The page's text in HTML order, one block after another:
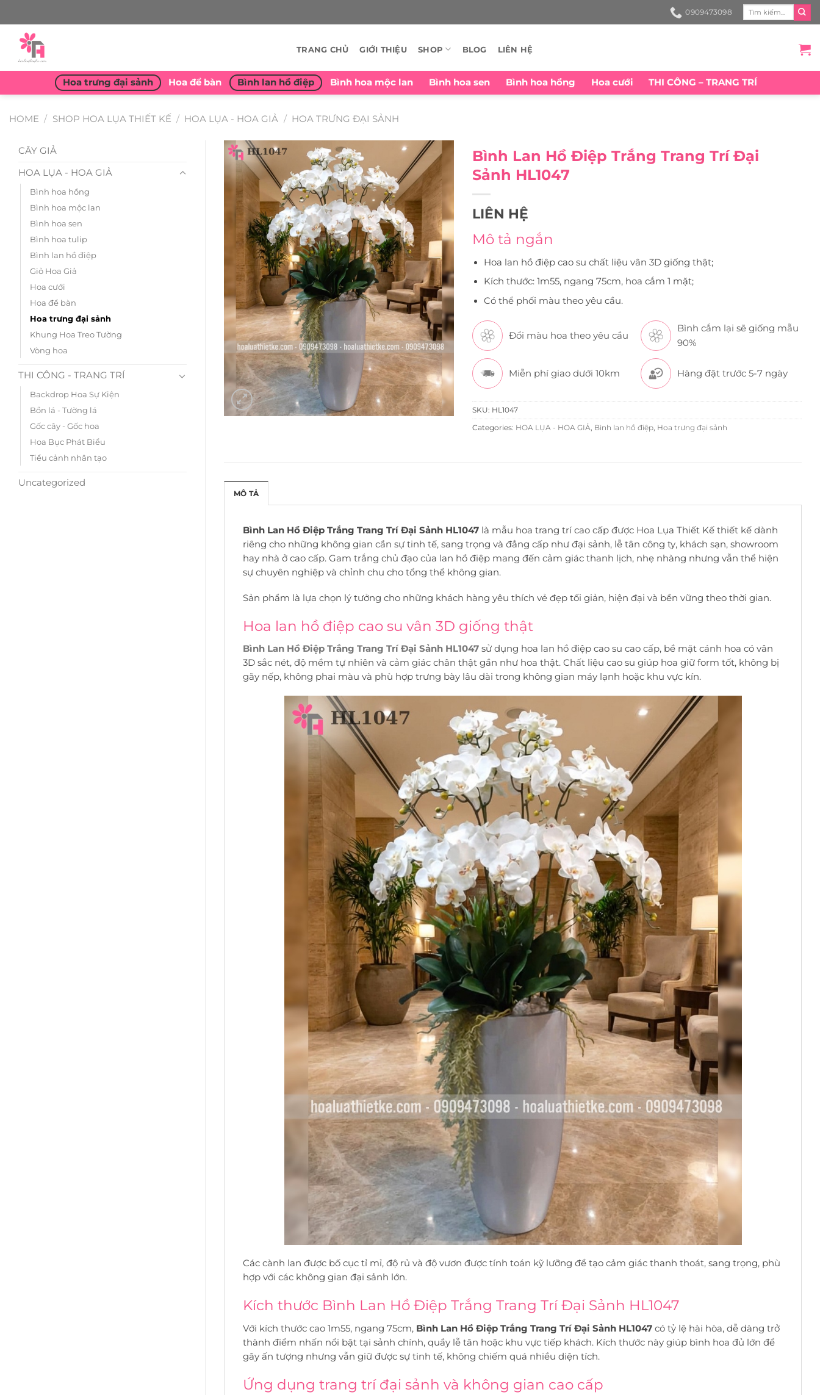
content
0909473098
for:
TRANG CHỦ GIỚI THIỆU SHOP BLOG LIÊN HỆ
Hoa trưng đại sảnh Hoa để bàn Bình lan hồ điệp Bình hoa mộc lan Bình hoa sen Bình hoa hồng Hoa cưới THI CÔNG – TRANG TRÍ
HOME / SHOP HOA LỤA THIẾT KẾ / HOA LỤA - HOA GIẢ / HOA TRƯNG ĐẠI SẢNH
CÂY GIẢ
HOA LỤA - HOA GIẢ
Bình hoa hồng
Bình hoa mộc lan
Bình hoa sen
Bình hoa tulip
Bình lan hồ điệp
Giỏ Hoa Giả
Hoa cưới
Hoa để bàn
Hoa trưng đại sảnh
Khung Hoa Treo Tường
Vòng hoa
THI CÔNG - TRANG TRÍ
Backdrop Hoa Sự Kiện
Bồn lá - Tường lá
Gốc cây - Gốc hoa
Hoa Bục Phát Biểu
Tiểu cảnh nhân tạo
Uncategorized
Bình Lan Hồ Điệp Trắng Trang Trí Đại
Sảnh HL1047
LIÊN HỆ
Mô tả ngắn
Hoa lan hồ điệp cao su chất liệu vân 3D giống thật;
Kích thước: 1m55, ngang 75cm, hoa cắm 1 mặt;
Có thể phối màu theo yêu cầu.
Đổi màu hoa theo yêu cầu
Bình cắm lại sẽ giống mẫu
90%
Miễn phí giao dưới 10km Hàng đặt trước 5-7 ngày
SKU: HL1047
Categories: HOA LỤA - HOA GIẢ, Bình lan hồ điệp, Hoa trưng đại sảnh
MÔ TẢ
Bình Lan Hồ Điệp Trắng Trang Trí Đại Sảnh HL1047 là mẫu hoa trang trí cao cấp được Hoa Lụa Thiết Kế thiết kế dành
riêng cho những không gian cần sự tinh tế, sang trọng và đẳng cấp như đại sảnh, lễ tân công ty, khách sạn, showroom
hay nhà ở cao cấp. Gam trắng chủ đạo của lan hồ điệp mang đến cảm giác thanh lịch, nhẹ nhàng nhưng vẫn thể hiện
sự chuyên nghiệp và chỉnh chu cho tổng thể không gian.
Sản phẩm là lựa chọn lý tưởng cho những khách hàng yêu thích vẻ đẹp tối giản, hiện đại và bền vững theo thời gian.
Hoa lan hồ điệp cao su vân 3D giống thật
Bình Lan Hồ Điệp Trắng Trang Trí Đại Sảnh HL1047 sử dụng hoa lan hồ điệp cao su cao cấp, bề mặt cánh hoa có vân
3D sắc nét, độ mềm tự nhiên và cảm giác chân thật gần như hoa thật. Chất liệu cao su giúp hoa giữ form tốt, không bị
gãy nếp, không phai màu và phù hợp trưng bày lâu dài trong không gian máy lạnh hoặc khu vực kín.
Các cành lan được bố cục tỉ mỉ, độ rủ và độ vươn được tính toán kỹ lưỡng để tạo cảm giác thanh thoát, sang trọng, phù
hợp với các không gian đại sảnh lớn.
Kích thước Bình Lan Hồ Điệp Trắng Trang Trí Đại Sảnh HL1047
Với kích thước cao 1m55, ngang 75cm, Bình Lan Hồ Điệp Trắng Trang Trí Đại Sảnh HL1047 có tỷ lệ hài hòa, dễ dàng trở
thành điểm nhấn nổi bật tại sảnh chính, quầy lễ tân hoặc khu vực tiếp khách. Kích thước này giúp bình hoa đủ lớn để
gây ấn tượng nhưng vẫn giữ được sự tinh tế, không chiếm quá nhiều diện tích.
Ứng dụng trang trí đại sảnh và không gian cao cấp